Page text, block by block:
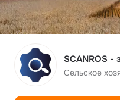
SCANROS -
Сельское